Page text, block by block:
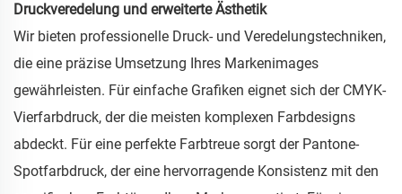
Druckveredelung und erweiterte Ästhetik
Wir bieten professionelle Druck- und Veredelungstechniken,
die eine präzise Umsetzung Ihres Markenimages
gewährleisten. Für einfache Grafiken eignet sich der CMYK-
Vierfarbdruck, der die meisten komplexen Farbdesigns
abdeckt. Für eine perfekte Farbtreue sorgt der Pantone-
Spotfarbdruck, der eine hervorragende Konsistenz mit den